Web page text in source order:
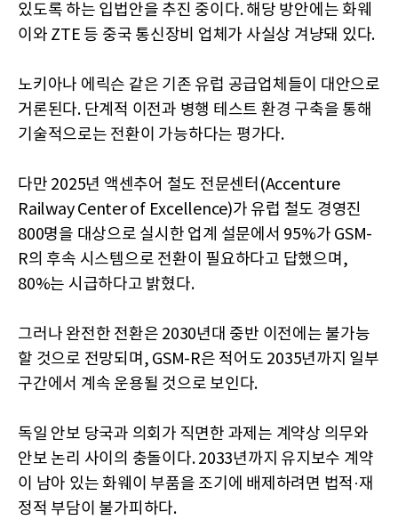
있도록 하는 입법안을 추진 중이다. 해당 방안에는 화웨
이와 ZTE 등 중국 통신장비 업체가 사실상 겨냥돼 있다.
노키아나 에릭슨 같은 기존 유럽 공급업체들이 대안으로
거론된다. 단계적 이전과 병행 테스트 환경 구축을 통해
기술적으로는 전환이 가능하다는 평가다.
다만 2025년 액센추어 철도 전문센터(Accenture
Railway Center of Excellence)가 유럽 철도 경영진
800명을 대상으로 실시한 업계 설문에서 95%가 GSM-
R의 후속 시스템으로 전환이 필요하다고 답했으며,
80%는 시급하다고 밝혔다.
그러나 완전한 전환은 2030년대 중반 이전에는 불가능
할 것으로 전망되며, GSM-R은 적어도 2035년까지 일부
구간에서 계속 운용될 것으로 보인다.
독일 안보 당국과 의회가 직면한 과제는 계약상 의무와
안보 논리 사이의 충돌이다. 2033년까지 유지보수 계약
이 남아 있는 화웨이 부품을 조기에 배제하려면 법적·재
정적 부담이 불가피하다.